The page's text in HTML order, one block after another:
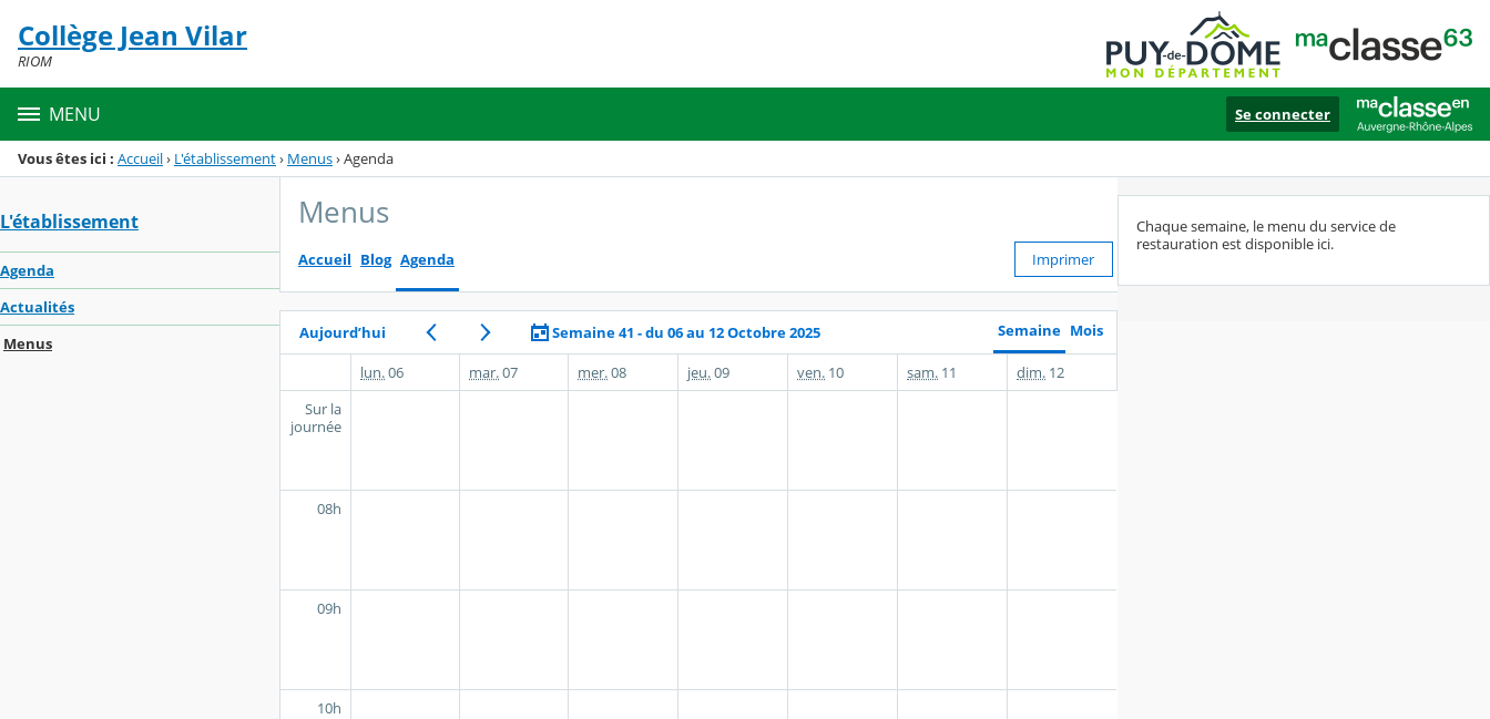
Menu de la rubrique
Contenu
Collège Jean Vilar
RIOM
MENU Se connecter
Vous êtes ici : Accueil› L'établissement› Menus›Agenda
L'établissement
Agenda
Actualités
Menus
Menus
Accueil Blog Agenda Imprimer
Aujourd’hui Semaine 41 - du 06 au 12 Octobre 2025 Semaine Mois
lun.06 mar.07 mer.08 jeu.09 ven. 10 sam. 11 dim. 12
Sur la
journée
08h
09h
10h
Chaque semaine, le menu du service de
restauration est disponible ici.